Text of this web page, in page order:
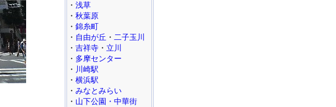
・ 浅草
・ 秋葉原
・ 錦糸町
・ 自由が丘 ・ 二子玉川
・ 吉祥寺 ・ 立川
・ 多摩センター
・ 川崎駅
・ 横浜駅
・ みなとみらい
・ 山下公園・中華街